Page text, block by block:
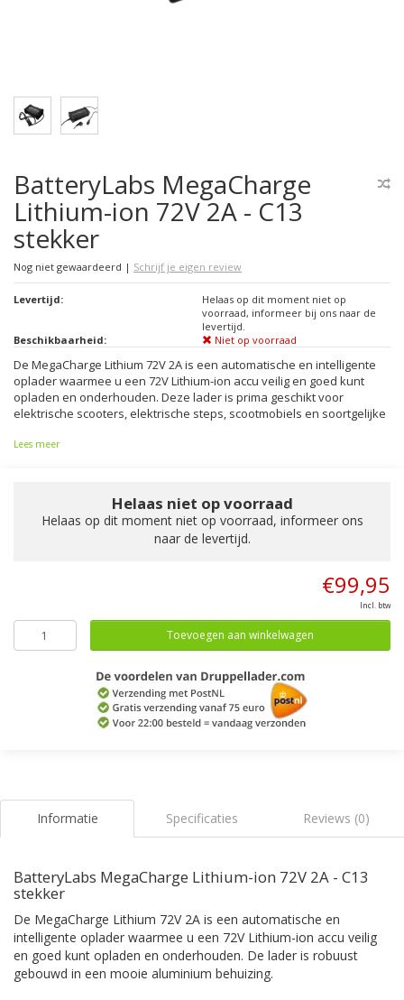
BatteryLabs MegaCharge
Lithium-ion 72V 2A - C13
stekker
Nog niet gewaardeerd | Schrijf je eigen review
Levertijd:
Helaas op dit moment niet op
voorraad, informeer bij ons naar de
levertijd.
Beschikbaarheid:
Niet op voorraad
De MegaCharge Lithium 72V 2A is een automatische en intelligente
oplader waarmee u een 72V Lithium-ion accu veilig en goed kunt
opladen en onderhouden. Deze lader is prima geschikt voor
elektrische scooters, elektrische steps, scootmobiels en soortgelijke
Lees meer
Helaas niet op voorraad
Helaas op dit moment niet op voorraad, informeer ons
naar de levertijd.
€99,95
Incl. btw
Toevoegen aan winkelwagen
Informatie Specificaties Reviews (0)
BatteryLabs MegaCharge Lithium-ion 72V 2A - C13
stekker
De MegaCharge Lithium 72V 2A is een automatische en
intelligente oplader waarmee u een 72V Lithium-ion accu veilig
en goed kunt opladen en onderhouden. De lader is robuust
gebouwd in een mooie aluminium behuizing.